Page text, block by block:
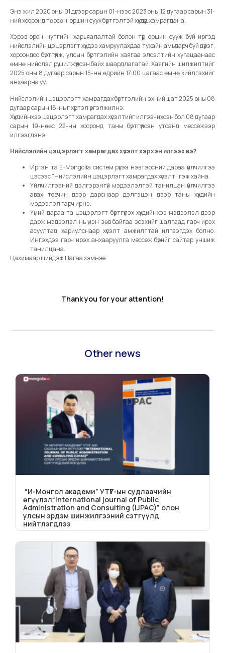
Энэ жил 2020 оны 01 дүгээр сарын 01-нээс 2023 оны 12 дугаар сарын 31-
ний хооронд төрсөн, оршин суух бүртгэлтэй хүүхдүүд хамрагдана.
Хэрэв орон нутгийн харьяалалтай болон түр оршин сууж буй иргэд
нийслэлийн цэцэрлэгт хүүхдээ хамруулахдаа тухайн амьдарч буй дүүрэг,
хороондоо бүртгүүлж, улсын бүртгэлийн хаягаа элсэлтийн хугацаанаас
өмнө нийслэл рүү шилжүүлсэн байх шаардлагатай. Хаягийн шилжилтийг
2025 оны 8 дугаар сарын 15-ны өдрийн 17:00 цагаас өмнө хийлгэхийг
анхаарна уу.
Нийслэлийн цэцэрлэгт хамрагдах бүртгэлийн эхний шат 2025 оны 08
дугаар сарын 18-ныг хүртэл үргэлжилнэ.
Хүүхдийнхээ цэцэрлэгт хамрагдах хүсэлтийг илгээчихсэн бол 08 дугаар
сарын 19-нөөс 22-ны хооронд таны бүртгүүлсэн утсанд мессежээр
илгээгдэнэ.
Нийслэлийн цэцэрлэгт хамрагдах хүсэлт хэрхэн илгээх вэ?
Иргэн та E-Mongolia систем рүүгээ нэвтэрсний дараа үйлчилгээ
цэсээс “Нийслэлийн цэцэрлэгт хамрагдах хүсэлт” гэж хайна.
Үйлчилгээний дэлгэрэнгүй мэдээлэлтэй танилцан үйлчилгээ
авах товчин дээр дарснаар дэлгэцэн дээр таны хүүхдийн
мэдээлэл гарч ирнэ.
Үүний дараа та цэцэрлэгт бүртгүүлэх хүүхдийнхээ мэдээлэл дээр
дарж мэдээлэл нь үнэн зөв байгаа эсэхийг шалгаад гарч ирэх
асуултад хариулснаар хүсэлт амжилттай илгээгдэх болно.
Ингэхдээ гарч ирэх анхааруулга мессеж бүрийг сайтар уншиж
танилцана.
Цахимаар шийдэж Цагаа хэмнэе
Thank you for your attention!
Other news
“И-Монгол академи” УТҮГ-ын судлаачийн
өгүүлэл“International journal of Public
Administration and Consulting (IJPAC)” олон
улсын эрдэм шинжилгээний сэтгүүлд
нийтлэгдлээ